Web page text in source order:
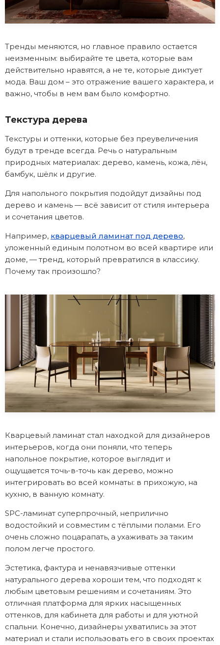
Тренды меняются, но главное правило остается
неизменным: выбирайте те цвета, которые вам
действительно нравятся, а не те, которые диктует
мода. Ваш дом – это отражение вашего характера, и
важно, чтобы в нем вам было комфортно.
Текстура дерева
Текстуры и оттенки, которые без преувеличения
будут в тренде всегда. Речь о натуральным
природных материалах: дерево, камень, кожа, лён,
бамбук, шёлк и другие.
Для напольного покрытия подойдут дизайны под
дерево и камень — всё зависит от стиля интерьера
и сочетания цветов.
Например, кварцевый ламинат под дерево,
уложенный единым полотном во всей квартире или
доме, — тренд, который превратился в классику.
Почему так произошло?
Кварцевый ламинат стал находкой для дизайнеров
интерьеров, когда они поняли, что теперь
напольное покрытие, которое выглядит и
ощущается точь-в-точь как дерево, можно
интегрировать во всей комнаты: в прихожую, на
кухню, в ванную комнату.
SPC-ламинат суперпрочный, неприлично
водостойкий и совместим с тёплыми полами. Его
очень сложно поцарапать, а ухаживать за таким
полом легче простого.
Эстетика, фактура и ненавязчивые оттенки
натурального дерева хороши тем, что подходят к
любым цветовым решениям и сочетаниям. Это
отличная платформа для ярких насыщенных
оттенков, для кабинета для работы и для уютной
спальни. Конечно, дизайнеры ухватились за этот
материал и стали использовать его в своих проектах